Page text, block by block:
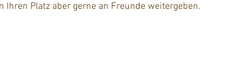
Platz aber gerne an Freunde weitergeben.